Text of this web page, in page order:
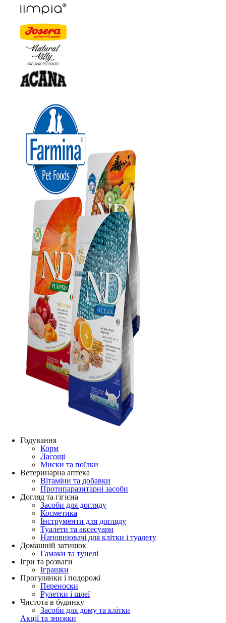
Годування
Корм
Ласощі
Миски та поїлки
Ветеринарна аптека
Вітаміни та добавки
Протипаразитарні засоби
Догляд та гігієна
Засоби для догляду
Косметика
Інструменти для догляду
Туалети та аксесуари
Наповнювачі для клітки і туалету
Домашній затишок
Гамаки та тунелі
Ігри та розваги
Іграшки
Прогулянки і подорожі
Переноски
Рулетки і шлеї
Чистота в будинку
Засоби для дому та клітки
Акції та знижки